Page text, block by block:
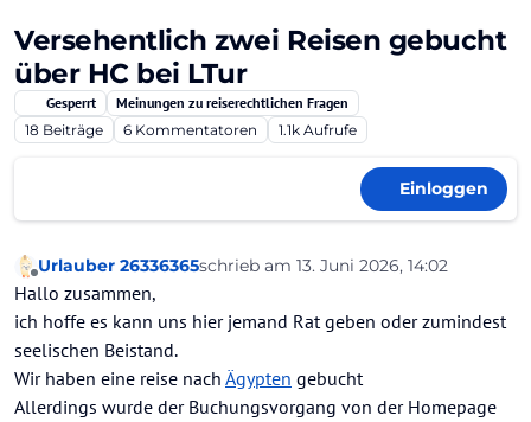
Versehentlich zwei Reisen gebucht
über HC bei LTur
Gesperrt
Meinungen zu reiserechtlichen Fragen
18 Beiträge 6 Kommentatoren 1.1k Aufrufe
Einloggen
Offline
Urlauber 26336365schrieb am 13. Juni 2026, 14:02
zuletzt editiert von Ahotep2
Hallo zusammen,
ich hoffe es kann uns hier jemand Rat geben oder zumindest
seelischen Beistand.
Wir haben eine reise nach Ägypten gebucht
Allerdings wurde der Buchungsvorgang von der Homepage